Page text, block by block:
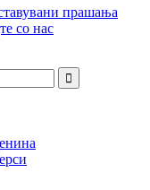
прашања
со нас